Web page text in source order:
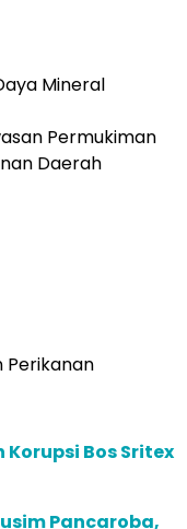
Mineral
Permukiman
Daerah
Perikanan
Bos Sritex
Pancaroba,